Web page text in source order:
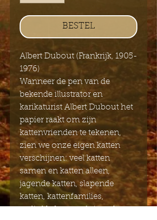
BESTEL
Albert Dubout (Frankrijk, 1905-
1976)
Wanneer de pen van de
bekende illustrator en
karikaturist Albert Dubout het
papier raakt om zijn
kattenvrienden te tekenen,
zien we onze eigen katten
verschijnen: veel katten
samen en katten alleen,
jagende katten, slapende
katten, kattenfamilies,